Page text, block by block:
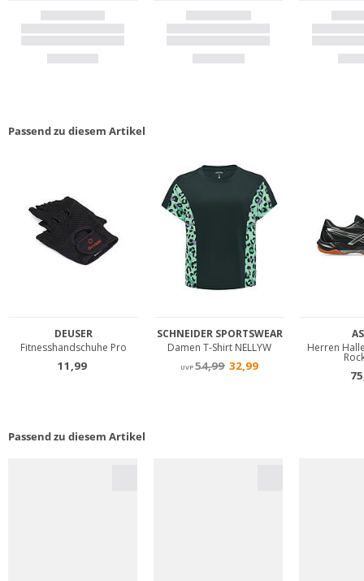
Passend zu diesem Artikel
Passend zu diesem Artikel